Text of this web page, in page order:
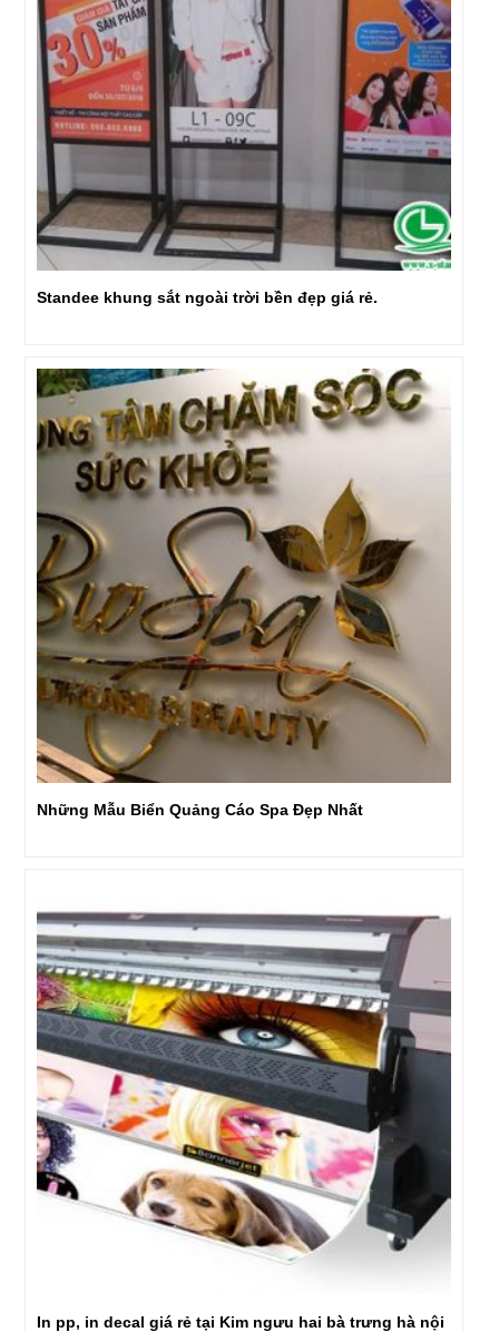
Standee khung sắt ngoài trời bền đẹp giá rẻ.
Những Mẫu Biển Quảng Cáo Spa Đẹp Nhất
In pp, in decal giá rẻ tại Kim ngưu hai bà trưng hà nội